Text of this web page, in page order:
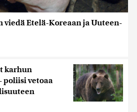
viedä Etelä-Koreaan ja Uuteen-
karhun
poliisi vetoaa